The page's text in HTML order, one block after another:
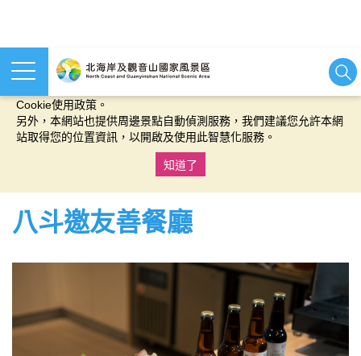
本網站使用cookies等相關技術以持續優化網站服務，並有助於為
Cookie使用政策。
另外，本網站也提供周邊景點自動偵測服務，我們建議您允許本網
站取得您的位置資訊，以開啟及使用此智慧化服務。
知道了
八斗邀友善餐廳